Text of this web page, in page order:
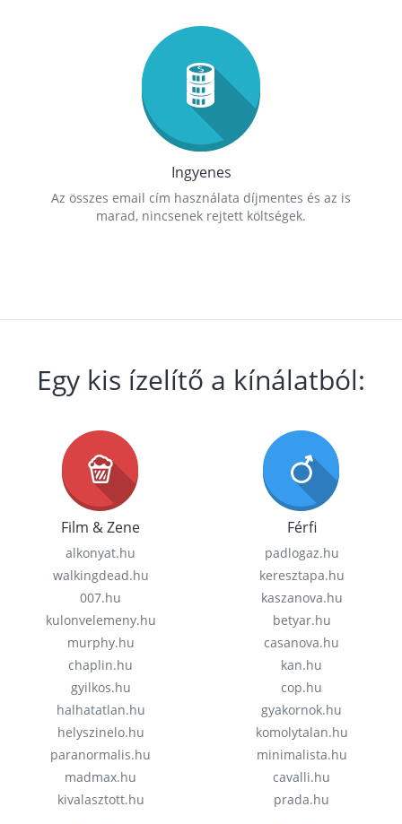
Ingyenes
Az összes email cím használata díjmentes és az is
marad, nincsenek rejtett költségek.
Egy kis ízelítő a kínálatból:
Film & Zene
alkonyat.hu
walkingdead.hu
007.hu
kulonvelemeny.hu
murphy.hu
chaplin.hu
gyilkos.hu
halhatatlan.hu
helyszinelo.hu
paranormalis.hu
madmax.hu
kivalasztott.hu
Férfi
padlogaz.hu
keresztapa.hu
kaszanova.hu
betyar.hu
casanova.hu
kan.hu
cop.hu
gyakornok.hu
komolytalan.hu
minimalista.hu
cavalli.hu
prada.hu